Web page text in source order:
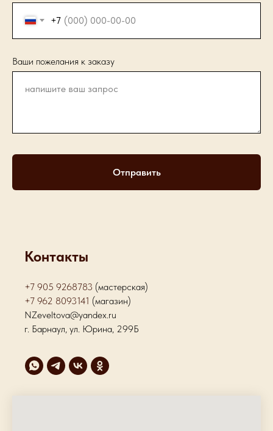
+7
Ваши пожелания к заказу
Отправить
Контакты
+7 905 9268783 (мастерская)
+7 962 8093141 (магазин)
NZeveltova@yandex.ru
г. Барнаул, ул. Юрина, 299Б